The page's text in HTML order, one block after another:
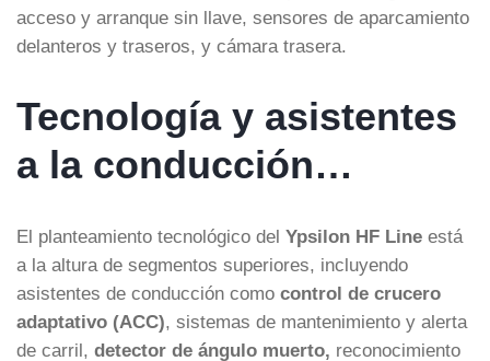
acceso y arranque sin llave, sensores de aparcamiento
delanteros y traseros, y cámara trasera.
Tecnología y asistentes
a la conducción…
El planteamiento tecnológico del Ypsilon HF Line está
a la altura de segmentos superiores, incluyendo
asistentes de conducción como control de crucero
adaptativo (ACC), sistemas de mantenimiento y alerta
de carril, detector de ángulo muerto, reconocimiento